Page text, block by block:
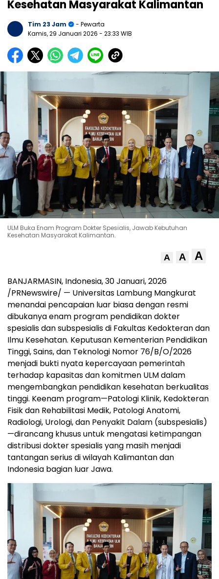
Kesehatan Masyarakat Kalimantan
Tim 23 Jam
- Pewarta
Kamis, 29 Januari 2026 - 23:33 WIB
ULM Buka Enam Program Dokter Spesialis, Jawab Kebutuhan
Kesehatan Masyarakat Kalimantan.
A A A
BANJARMASIN, Indonesia,30 Januari, 2026
/PRNewswire/ — Universitas Lambung Mangkurat
menandai pencapaian luar biasa dengan resmi
dibukanya enam program pendidikan dokter
spesialis dan subspesialis di Fakultas Kedokteran dan
Ilmu Kesehatan. Keputusan Kementerian Pendidikan
Tinggi, Sains, dan Teknologi Nomor 76/B/O/2026
menjadi bukti nyata kepercayaan pemerintah
terhadap kapasitas dan komitmen ULM dalam
mengembangkan pendidikan kesehatan berkualitas
tinggi. Keenam program—Patologi Klinik, Kedokteran
Fisik dan Rehabilitasi Medik, Patologi Anatomi,
Radiologi, Urologi, dan Penyakit Dalam (subspesialis)
—dirancang khusus untuk mengatasi ketimpangan
distribusi dokter spesialis yang masih menjadi
tantangan serius di wilayah Kalimantan dan
Indonesia bagian luar Jawa.